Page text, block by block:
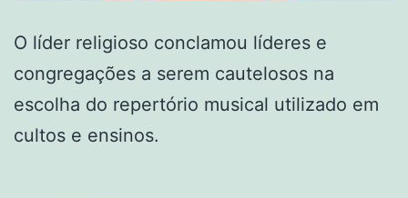
O líder religioso conclamou líderes e
congregações a serem cautelosos na
escolha do repertório musical utilizado em
cultos e ensinos.